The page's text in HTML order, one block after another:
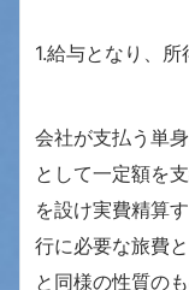
1.給与となり、所
会社が支払う単
として一定額を
を設け実費精算
行に必要な旅費
と同様の性質の